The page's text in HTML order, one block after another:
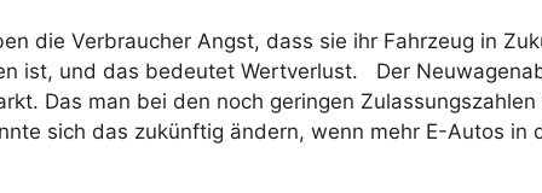
die Verbraucher Angst, dass sie ihr Fahrzeug in
ist, und das bedeutet Wertverlust.
Der
Das man bei den noch geringen
sich das zukünftig ändern, wenn mehr E-Autos in